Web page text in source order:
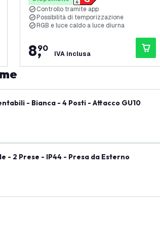
Controllo tramite app
Possibilità di temporizzazione
RGB e luce caldo a luce diurna
8,
90
IVA inclusa
- Bianca - 4 Posti - Attacco GU10
- 2 Prese - IP44 - Presa da Esterno